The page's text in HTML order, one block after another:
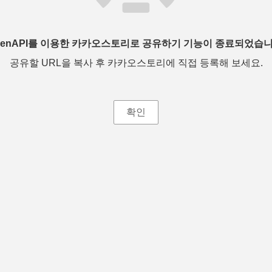
를 이용한 카카오스토리로 공유하기 기능이 종료되었습
공유할 URL을 복사 후 카카오스토리에 직접 등록해 보세요.
확인